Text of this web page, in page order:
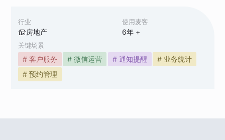
行业
房地产
使用麦客
6年 +
关键场景
# 客户服务 # 微信运营 # 通知提醒
# 业务统计
# 预约管理